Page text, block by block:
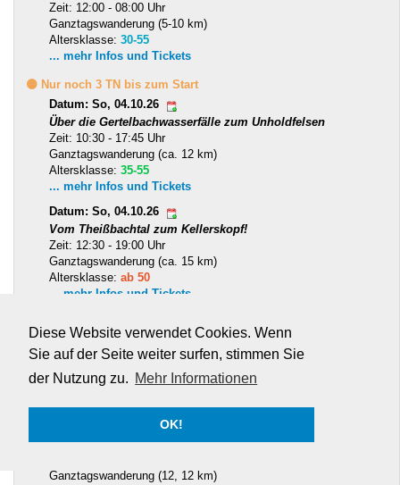
Diese Website verwendet Cookies. Wenn
Sie auf der Seite weiter surfen, stimmen Sie
der Nutzung zu. Mehr Informationen
OK!
Zeit: 12:00 - 08:00 Uhr
Ganztagswanderung (5-10 km)
Altersklasse: 30-55
... mehr Infos und Tickets
🟡 Nur noch 3 TN bis zum Start
Datum: So, 04.10.26
Über die Gertelbachwasserfälle zum Unholdfelsen
Zeit: 10:30 - 17:45 Uhr
Ganztagswanderung (ca. 12 km)
Altersklasse: 35-55
... mehr Infos und Tickets
Datum: So, 04.10.26
Vom Theißbachtal zum Kellerskopf!
Zeit: 12:30 - 19:00 Uhr
Ganztagswanderung (ca. 15 km)
Altersklasse: ab 50
... mehr Infos und Tickets
Rodalben Felsentour Wochenende (Pirmasens)
Zeit: 10:30 - 17:00 Uhr
Altersklasse:ab 40
Datum: Sa, 17.10.- So, 18.10.26
Die Battertfelsen und Gertelbachwasserfälle
Ganztagswanderung (12, 12 km)